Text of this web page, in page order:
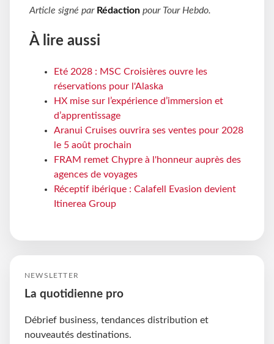
Article signé par Rédaction pour Tour Hebdo.
À lire aussi
Eté 2028 : MSC Croisières ouvre les
réservations pour l'Alaska
HX mise sur l’expérience d’immersion et
d’apprentissage
Aranui Cruises ouvrira ses ventes pour 2028
le 5 août prochain
FRAM remet Chypre à l'honneur auprès des
agences de voyages
Réceptif ibérique : Calafell Evasion devient
Itinerea Group
NEWSLETTER
La quotidienne pro
Débrief business, tendances distribution et
nouveautés destinations.